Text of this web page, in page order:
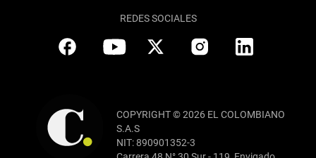
REDES SOCIALES
COPYRIGHT © 2026 EL COLOMBIANO
S.A.S
NIT: 890901352-3